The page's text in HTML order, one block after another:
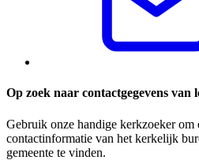
Op zoek naar contactgegevens van
Gebruik onze handige kerkzoeker om
contactinformatie van het kerkelijk
gemeente te vinden.